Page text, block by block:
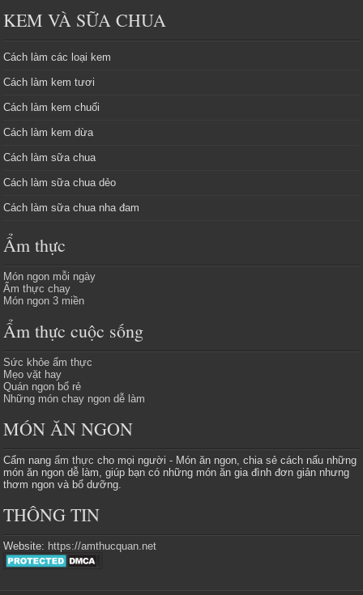
KEM VÀ SỮA CHUA
Cách làm các loại kem
Cách làm kem tươi
Cách làm kem chuối
Cách làm kem dừa
Cách làm sữa chua
Cách làm sữa chua dẻo
Cách làm sữa chua nha đam
Ẩm thực
Món ngon mỗi ngày
Ẩm thực chay
Món ngon 3 miền
Ẩm thực cuộc sống
Sức khỏe ẩm thực
Mẹo vặt hay
Quán ngon bổ rẻ
Những món chay ngon dễ làm
MÓN ĂN NGON
Cẩm nangẩm thực cho mọi người - Món ăn ngon, chia sẻ cách nấu những
món ăn ngon dễ làm, giúp bạn có những món ăn gia đình đơn giản nhưng
thơm ngon và bổ dưỡng.
THÔNG TIN
Website: https://amthucquan.net